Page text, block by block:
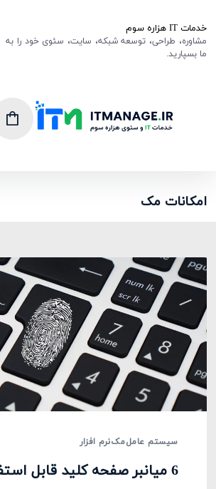
خدمات IT هزاره سوم
مشاوره، طراحی، توسعه شبکه، سایت، سئوی خود را به
ما بسپارید.
امکانات مک
سیستم عاملمکنرم افزار
6 میانبر صفحه کلید قابل استفاده در مک